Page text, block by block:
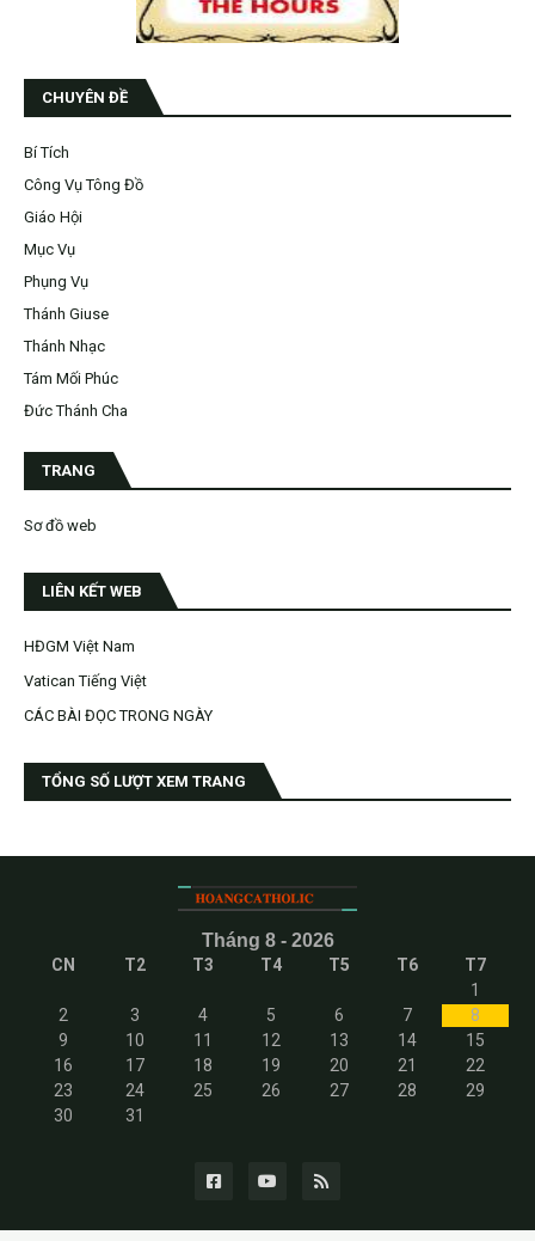
CHUYÊN ĐỀ
Bí Tích
Công Vụ Tông Đồ
Giáo Hội
Mục Vụ
Phụng Vụ
Thánh Giuse
Thánh Nhạc
Tám Mối Phúc
Đức Thánh Cha
TRANG
Sơ đồ web
LIÊN KẾT WEB
HĐGM Việt Nam
Vatican Tiếng Việt
CÁC BÀI ĐỌC TRONG NGÀY
TỔNG SỐ LƯỢT XEM TRANG
Tháng 8 - 2026
CN T2 T3 T4 T5 T6
T7
1
2
3 4 5 6 7
8
9
10 11 12 13 14
15
16
17 18 19 20 21
22
23
24 25 26 27 28
29
30
31